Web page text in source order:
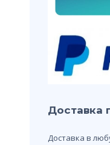
Доставка
Доставка в